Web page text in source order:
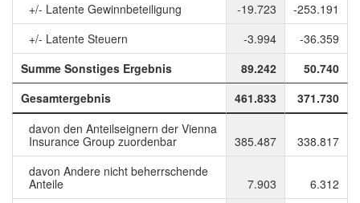
+/- Latente Gewinnbeteiligung
-19.723
-253.191
+/- Latente Steuern
-3.994
-36.359
Summe Sonstiges Ergebnis
89.242
50.740
Gesamtergebnis
461.833
371.730
davon den Anteilseignern der Vienna
Insurance Group zuordenbar
385.487
338.817
davon Andere nicht beherrschende
Anteile
7.903
6.312